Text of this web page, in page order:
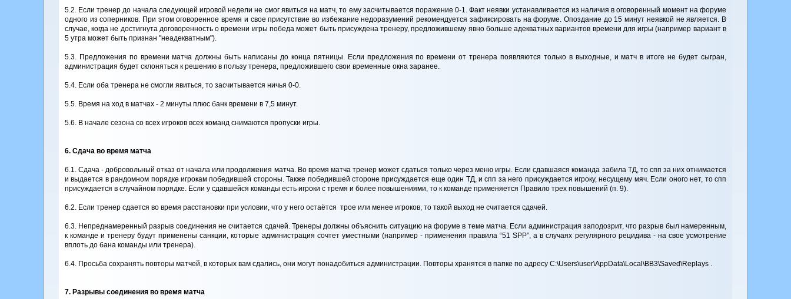
5.2. Если тренер до начала следующей игровой недели не смог явиться на матч, то ему засчитывается поражение 0-1. Факт неявки устанавливается из наличия в оговоренный момент на форуме
одного из соперников. При этом оговоренное время и свое присутствие во избежание недоразумений рекомендуется зафиксировать на форуме. Опоздание до 15 минут неявкой не является. В
случае, когда не достигнута договоренность о времени игры победа может быть присуждена тренеру, предложившему явно больше адекватных вариантов времени для игры (например вариант в
5 утра может быть признан "неадекватным").
5.3. Предложения по времени матча должны быть написаны до конца пятницы. Если предложения по времени от тренера появляются только в выходные, и матч в итоге не будет сыгран,
администрация будет склоняться к решению в пользу тренера, предложившего свои временные окна заранее.
5.4. Если оба тренера не смогли явиться, то засчитывается ничья 0-0.
5.5. Время на ход в матчах - 2 минуты плюс банк времени в 7,5 минут.
5.6. В начале сезона со всех игроков всех команд снимаются пропуски игры.
6. Сдача во время матча
6.1. Сдача - добровольный отказ от начала или продолжения матча. Во время матча тренер может сдаться только через меню игры. Если сдавшаяся команда забила ТД, то спп за них отнимается
и выдается в рандомном порядке игрокам победившей стороны. Также победившей стороне присуждается еще один ТД, и спп за него присуждается игроку, несущему мяч. Если оного нет, то спп
присуждается в случайном порядке. Если у сдавшейся команды есть игроки с тремя и более повышениями, то к команде применяется Правило трех повышений (п. 9).
6.2. Если тренер сдается во время расстановки при условии, что у него остаётся трое или менее игроков, то такой выход не считается сдачей.
6.3. Непреднамеренный разрыв соединения не считается сдачей. Тренеры должны объяснить ситуацию на форуме в теме матча. Если администрация заподозрит, что разрыв был намеренным,
к команде и тренеру будут применены санкции, которые администрация сочтет уместными (например - применения правила “51 SPP”, а в случаях регулярного рецидива - на свое усмотрение
вплоть до бана команды или тренера).
6.4. Просьба сохранять повторы матчей, в которых вам сдались, они могут понадобиться администрации. Повторы хранятся в папке по адресу C:\Users\user\AppData\Local\BB3\Saved\Replays .
7. Разрывы соединения во время матча